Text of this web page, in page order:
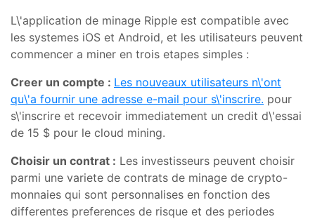
L\'application de minage Ripple est compatible avec
les systemes iOS et Android, et les utilisateurs peuvent
commencer a miner en trois etapes simples :
Creer un compte : Les nouveaux utilisateurs n\'ont
qu\'a fournir une adresse e-mail pour s\'inscrire. pour
s\'inscrire et recevoir immediatement un credit d\'essai
de 15 $ pour le cloud mining.
Choisir un contrat : Les investisseurs peuvent choisir
parmi une variete de contrats de minage de crypto-
monnaies qui sont personnalises en fonction des
differentes preferences de risque et des periodes